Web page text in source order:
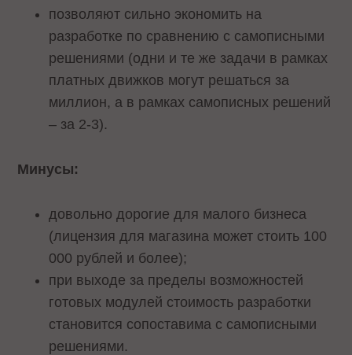
позволяют сильно экономить на
разработке по сравнению с самописными
решениями (одни и те же задачи в рамках
платных движков могут решаться за
миллион, а в рамках самописных решений
– за 2-3).
Минусы:
довольно дорогие для малого бизнеса
(лицензия для магазина может стоить 100
000 рублей и более);
при выходе за пределы возможностей
готовых модулей стоимость разработки
становится сопоставима с самописными
решениями.